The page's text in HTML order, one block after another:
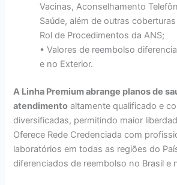
Vacinas, Aconselhamento
Saúde, além de outras
Rol de Procedimentos da ANS;
• Valores de reembolso
e no Exterior.
A Linha Premium abrange planos de
atendimento altamente qualificado e
diversificadas, permitindo maior
Oferece Rede Credenciada com
laboratórios em todas as regiões do
diferenciados de reembolso no Brasil e